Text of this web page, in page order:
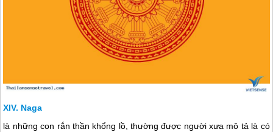
Naga
là những con rắn thần khổng lồ, thường được người xưa mô tả là có